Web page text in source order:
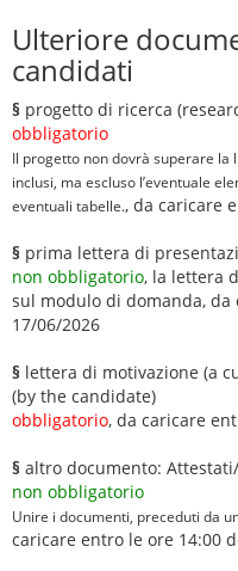
Ulteriore
candidati
§ progetto di ricerca
obbligatorio
Il progetto non dovrà superare la
inclusi, ma escluso l’eventuale
eventuali tabelle., da caricare
§ prima lettera di
non obbligatorio, la lettera
sul modulo di domanda, da
17/06/2026
§ lettera di motivazione (a
(by the candidate)
obbligatorio, da caricare
§ altro documento:
non obbligatorio
Unire i documenti, preceduti da
caricare entro le ore 14:00